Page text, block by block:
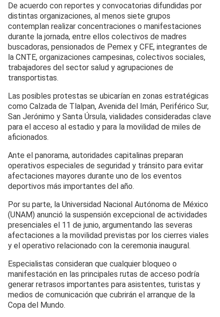
De acuerdo con reportes y convocatorias difundidas por
distintas organizaciones, al menos siete grupos
contemplan realizar concentraciones o manifestaciones
durante la jornada, entre ellos colectivos de madres
buscadoras, pensionados de Pemex y CFE, integrantes de
la CNTE, organizaciones campesinas, colectivos sociales,
trabajadores del sector salud y agrupaciones de
transportistas.
Las posibles protestas se ubicarían en zonas estratégicas
como Calzada de Tlalpan, Avenida del Imán, Periférico Sur,
San Jerónimo y Santa Úrsula, vialidades consideradas clave
para el acceso al estadio y para la movilidad de miles de
aficionados.
Ante el panorama, autoridades capitalinas preparan
operativos especiales de seguridad y tránsito para evitar
afectaciones mayores durante uno de los eventos
deportivos más importantes del año.
Por su parte, la Universidad Nacional Autónoma de México
(UNAM) anunció la suspensión excepcional de actividades
presenciales el 11 de junio, argumentando las severas
afectaciones a la movilidad previstas por los cierres viales
y el operativo relacionado con la ceremonia inaugural.
Especialistas consideran que cualquier bloqueo o
manifestación en las principales rutas de acceso podría
generar retrasos importantes para asistentes, turistas y
medios de comunicación que cubrirán el arranque de la
Copa del Mundo.